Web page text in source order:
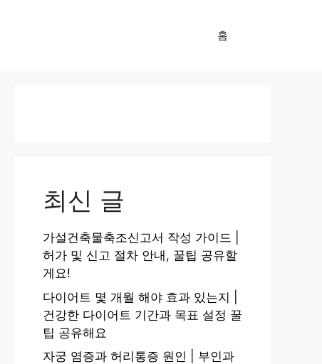
홈
최신 글
가설건축물축조신고서 작성 가이드 |
허가 및 신고 절차 안내, 꿀팁 공유할
게요!
다이어트 몇 개월 해야 효과 있는지 |
건강한 다이어트 기간과 목표 설정 꿀
팁 공유해요
자궁 염증과 허리통증 원인 | 부인과